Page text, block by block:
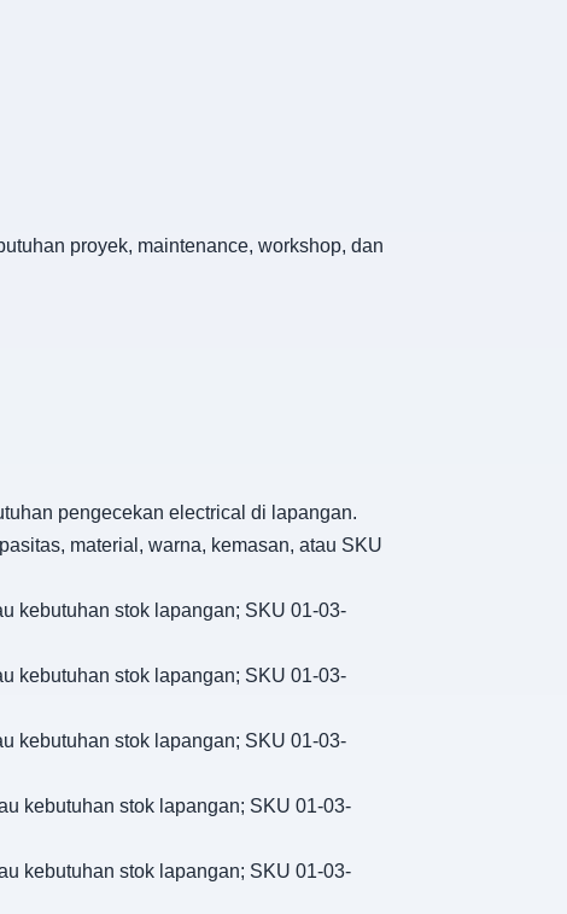
proyek, maintenance, workshop, dan
pengecekan electrical di lapangan.
material, warna, kemasan, atau SKU
kebutuhan stok lapangan; SKU 01-03-
kebutuhan stok lapangan; SKU 01-03-
kebutuhan stok lapangan; SKU 01-03-
kebutuhan stok lapangan; SKU 01-03-
kebutuhan stok lapangan; SKU 01-03-